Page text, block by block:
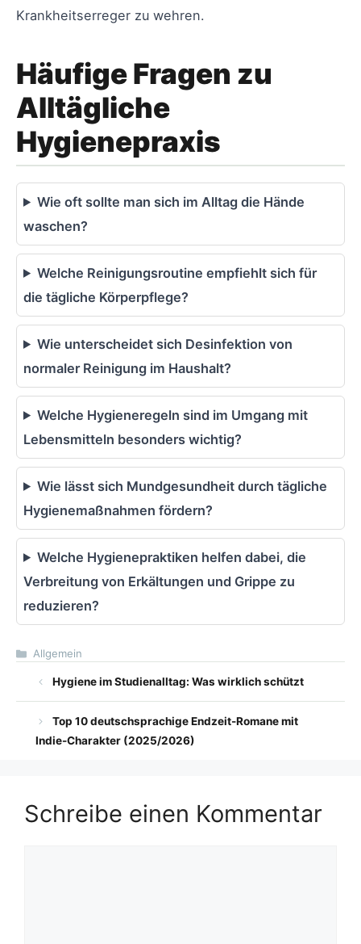
Krankheitserreger zu wehren.
Häufige Fragen zu
Alltägliche
Hygienepraxis
Wie oft sollte man sich im Alltag die Hände
waschen?
Welche Reinigungsroutine empfiehlt sich für
die tägliche Körperpflege?
Wie unterscheidet sich Desinfektion von
normaler Reinigung im Haushalt?
Welche Hygieneregeln sind im Umgang mit
Lebensmitteln besonders wichtig?
Wie lässt sich Mundgesundheit durch tägliche
Hygienemaßnahmen fördern?
Welche Hygienepraktiken helfen dabei, die
Verbreitung von Erkältungen und Grippe zu
reduzieren?
Kategorien
Allgemein
Hygiene im Studienalltag: Was wirklich schützt
Top 10 deutschsprachige Endzeit-Romane mit
Indie-Charakter (2025/2026)
Schreibe einen Kommentar